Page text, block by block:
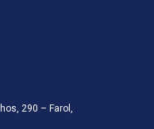
290 – Farol,